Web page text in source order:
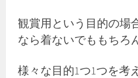
観賞用という目的の場
なら着ないでももちろ
様々な目的1つ1つを考